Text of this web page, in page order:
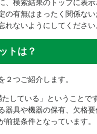
、検索結果のトップに表
の有無はまったく関係な
ないようにしてください
トは？
つご紹介します。
している」ということで
器具や機器の保有、欠格
提条件となっています。